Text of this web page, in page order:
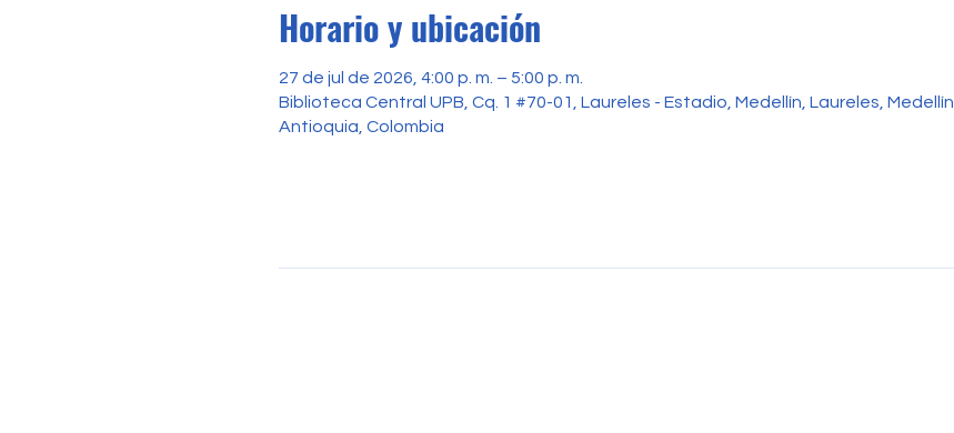
Horario y ubicación
27 de jul de 2026, 4:00 p. m. – 5:00 p. m.
Biblioteca Central UPB, Cq. 1 #70-01, Laureles - Estadio, Medellín, Laureles, Medellín,
Antioquia, Colombia